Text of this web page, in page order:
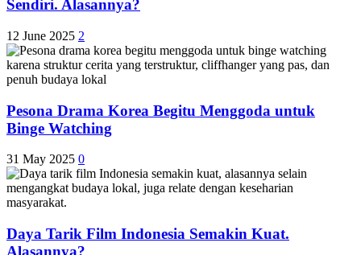
Sendiri. Alasannya?
12 June 2025 2
Pesona Drama Korea Begitu Menggoda untuk
Binge Watching
31 May 2025 0
Daya Tarik Film Indonesia Semakin Kuat.
Alasannya?